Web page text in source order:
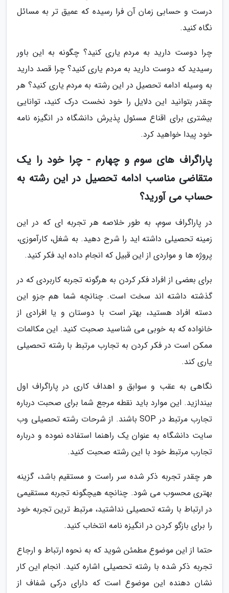
درست و حسابی زمان آن فرا رسیده که عمیق تر به مسائل
نگاه کنید.
چرا دوست دارید به مردم یاری کنید؟ چگونه به این باور
رسیدید که دوست دارید به مردم یاری کنید؟ چرا قصد دارید
به وسیله ادامه تحصیل در این رشته به مردم یاری کنید؟ هر
چقدر بتوانید این دلایل را خود نخست درک کنید، توانایی
بیشتری برای اقناع مسئول پذیرش دانشگاه در انگیزه نامه
خود پیدا خواهید کرد.
پاراگراف های سوم و چهارم - چرا خود را یک
متقاضی مناسب ادامه تحصیل در این رشته به
حساب می آورید؟
در پاراگراف سوم، به طور خلاصه هر تجربه ای که در این
زمینه تحصیلی داشته اید را شرح دهید. به شغل، کارآموزی،
پروژه ها و مواردی از این قبیل که انجام داده اید فکر کنید.
برای بعضی از افراد فکر کردن به هرگونه تجربه کاربردی که در
گذشته داشته اند سخت است. چنانچه شما هم جزو این
دسته افراد هستید، بهتر است با دوستان و یا افرادی از
خانواده که به خوبی می شناسید صحبت کنید. این مکالمات
ممکن است در فکر کردن به تجارب مرتبط با رشته تحصیلی
یاری کند.
نگاهی به عقب و سوابق و اهداف کاری در پاراگراف اول
بیندازید. این موارد باید نقطه مرجع شما برای صحبت درباره
تجارب مرتبط در SOP باشند. از شرحات رشته تحصیلی وب
سایت دانشگاه به عنوان یک راهنما استفاده نموده و درباره
تجارب مرتبط خود با این رشته صحبت کنید.
هر چقدر تجربه ذکر شده سر راست و مستقیم باشد، گزینه
بهتری محسوب می شود. چنانچه هیچگونه تجربه مستقیمی
در ارتباط با رشته تحصیلی نداشتید، مرتبط ترین تجربه خود
را برای بازگو کردن در انگیزه نامه انتخاب کنید.
حتما از این موضوع مطمئن شوید که به نحوه ارتباط و ارجاع
تجربه ذکر شده با رشته تحصیلی اشاره کنید. انجام این کار
نشان دهنده این موضوع است که دارای درکی شفاف از